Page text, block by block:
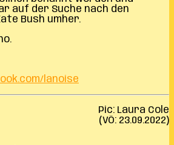
auf der Suche nach den
Bush umher.
lanoise
Pic: Laura Cole
(VÖ: 23.09.2022)